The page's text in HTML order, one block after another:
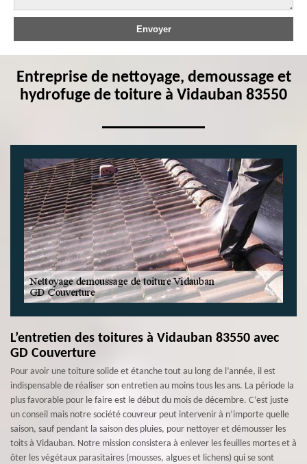
Entreprise de nettoyage, demoussage et
hydrofuge de toiture à Vidauban 83550
L’entretien des toitures à Vidauban 83550 avec
GD Couverture
Pour avoir une toiture solide et étanche tout au long de l’année, il est
indispensable de réaliser son entretien au moins tous les ans. La période la
plus favorable pour le faire est le début du mois de décembre. C’est juste
un conseil mais notre société couvreur peut intervenir à n’importe quelle
saison, sauf pendant la saison des pluies, pour nettoyer et démousser les
toits à Vidauban. Notre mission consistera à enlever les feuilles mortes et à
ôter les végétaux parasitaires (mousses, algues et lichens) qui se sont